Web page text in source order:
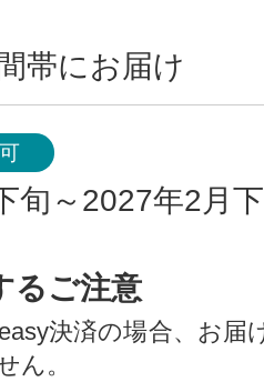
帯にお届け
旬～2027年2月
るご注意
決済の場合、お届
ん。